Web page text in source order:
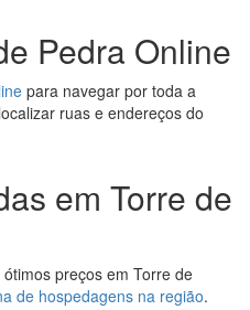
Pedra Online
para navegar por toda a
ruas e endereços do
em Torre de
preços em Torre de
de hospedagens na região.